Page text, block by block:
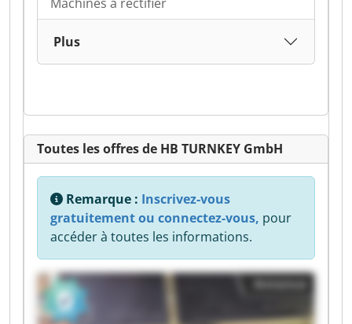
Machines à rectifier
Plus
Toutes les offres de HB TURNKEY GmbH
Remarque : Inscrivez-vous
gratuitement ou connectez-vous, pour
accéder à toutes les informations.